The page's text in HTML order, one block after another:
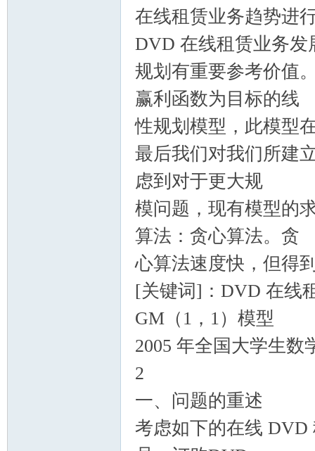
在线租赁业务趋势进
DVD 在线租赁业务发
规划有重要参考价值
赢利函数为目标的线
性规划模型，此模型
最后我们对我们所建
虑到对于更大规
模问题，现有模型的
算法：贪心算法。贪
心算法速度快，但得
[关键词]：DVD 在线
GM（1，1）模型
2005 年全国大学生数
2
一、问题的重述
考虑如下的在线 DVD